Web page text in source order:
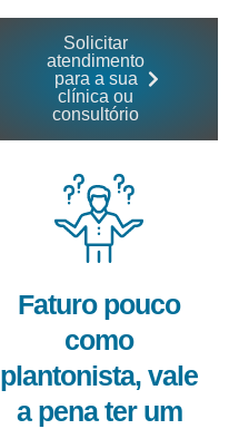
Solicitar
atendimento
para a sua
clínica ou
consultório
Faturo pouco
como
plantonista, vale
a pena ter um